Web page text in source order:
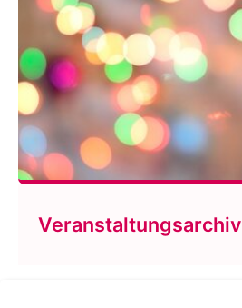
Veranstaltungsarchiv